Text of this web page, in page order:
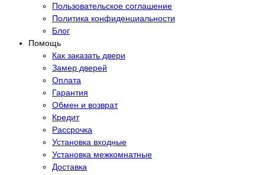
Пользовательское соглашение
Политика конфиденциальности
Блог
Помощь
Как заказать двери
Замер дверей
Оплата
Гарантия
Обмен и возврат
Кредит
Рассрочка
Установка входные
Установка межкомнатные
Доставка